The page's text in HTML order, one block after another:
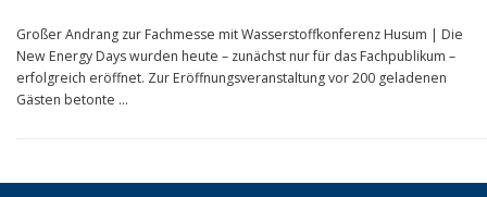
Großer Andrang zur Fachmesse mit Wasserstoffkonferenz Husum | Die
New Energy Days wurden heute – zunächst nur für das Fachpublikum –
erfolgreich eröffnet. Zur Eröffnungsveranstaltung vor 200 geladenen
Gästen betonte …